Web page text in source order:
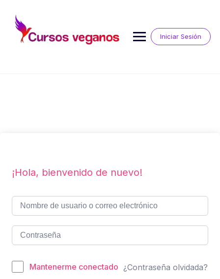
contenido
Iniciar Sesión
¡Hola, bienvenido de nuevo!
Mantenerme conectado ¿Contraseña olvidada?